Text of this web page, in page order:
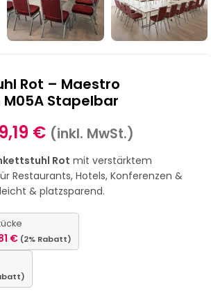
Rot – Maestro
Stapelbar
€ (inkl. MwSt.)
Rot mit verstärktem
Restaurants, Hotels, Konferenzen &
& platzsparend.
€ (2% Rabatt)